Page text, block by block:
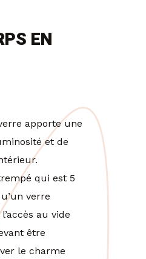
EN
apporte une
et de
qui est 5
verre
au vide
être
le charme